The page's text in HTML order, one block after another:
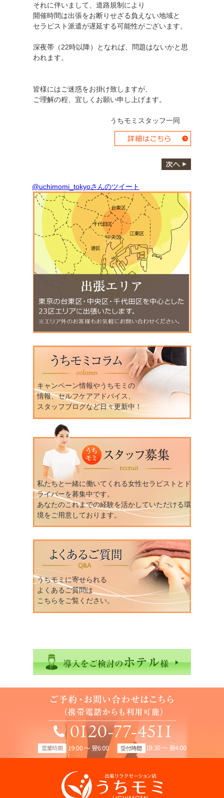
それに伴いまして、道路規制により
開催時間は出張をお断りせざる負えない地域と
セラピスト派遣が遅延する可能性がございます。
深夜帯（22時以降）となれば、問題はないかと思
われます。
皆様にはご迷惑をお掛け致しますが、
ご理解の程、宜しくお願い申し上げます。
うちモミスタッフ一同
@uchimomi_tokyoさんのツイート
キャンペーン情報やうちモミの
情報、セルフケアアドバイス、
スタッフブログなど日々更新中！
私たちと一緒に働いてくれる女性セラピストとド
ライバーを募集中です。
あなたのこれまでの経験を活かしていただける環
境をご用意しております。
うちモミに寄せられる
よくあるご質問は
こちらをご覧ください。